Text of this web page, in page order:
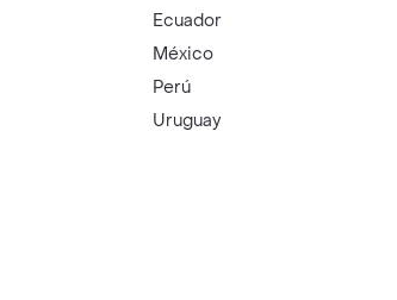
Ecuador
México
Perú
Uruguay